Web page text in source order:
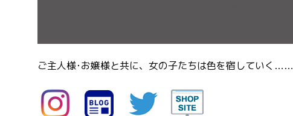
ご主人様･お嬢様と共に、女の子たちは色を宿していく……